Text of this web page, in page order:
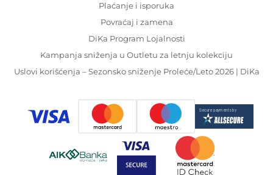
Plaćanje i isporuka
Povraćaj i zamena
DiKa Program Lojalnosti
Kampanja sniženja u Outletu za letnju kolekciju
Uslovi korišćenja – Sezonsko sniženje Proleće/Leto 2026 | DiKa